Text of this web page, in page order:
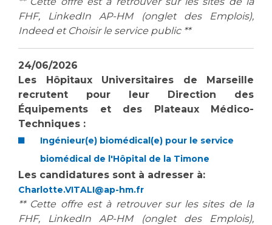
Mouvement Parcours Handicap 13
Activité physique
Cancer
Médecine nucléaire
Maladies rares
Adresser un patient
Réseaux de soins
Adresser un examen au Laboratoire de Biologie
Médicale
Radiologie / Imagerie
Cancérologie
Les pôles d'activité médicale
Anatomie et Cytologie Pathologiques
Adresser un examen au Laboratoire d'Infectiologie
Centres de référence Maladies Rares
Plateforme d'Expertise Maladies Rares
Presse / Multimédia
FHF, LinkedIn AP-HM (onglet des Emplois),
Indeed et Choisir le service public **
24/06/2026
Les Hôpitaux Universitaires de Marseille
recrutent pour leur Direction des
Équipements et des Plateaux Médico-
Techniques :
Ingénieur(e) biomédical(e) pour le service
biomédical de l'Hôpital de la Timone
Les candidatures sont à adresser à:
Charlotte.VITALI@ap-hm.fr
** Cette offre est à retrouver sur les sites de la
FHF, LinkedIn AP-HM (onglet des Emplois),